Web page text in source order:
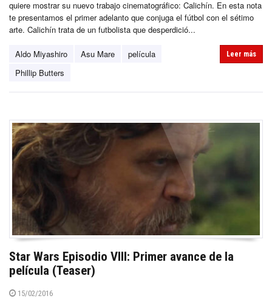
quiere mostrar su nuevo trabajo cinematográfico: Calichín. En esta nota
te presentamos el primer adelanto que conjuga el fútbol con el sétimo
arte. Calichín trata de un futbolista que desperdició...
Aldo Miyashiro Asu Mare
película
Phillip Butters
Leer más
Star Wars Episodio VIII: Primer avance de la
película (Teaser)
15/02/2016